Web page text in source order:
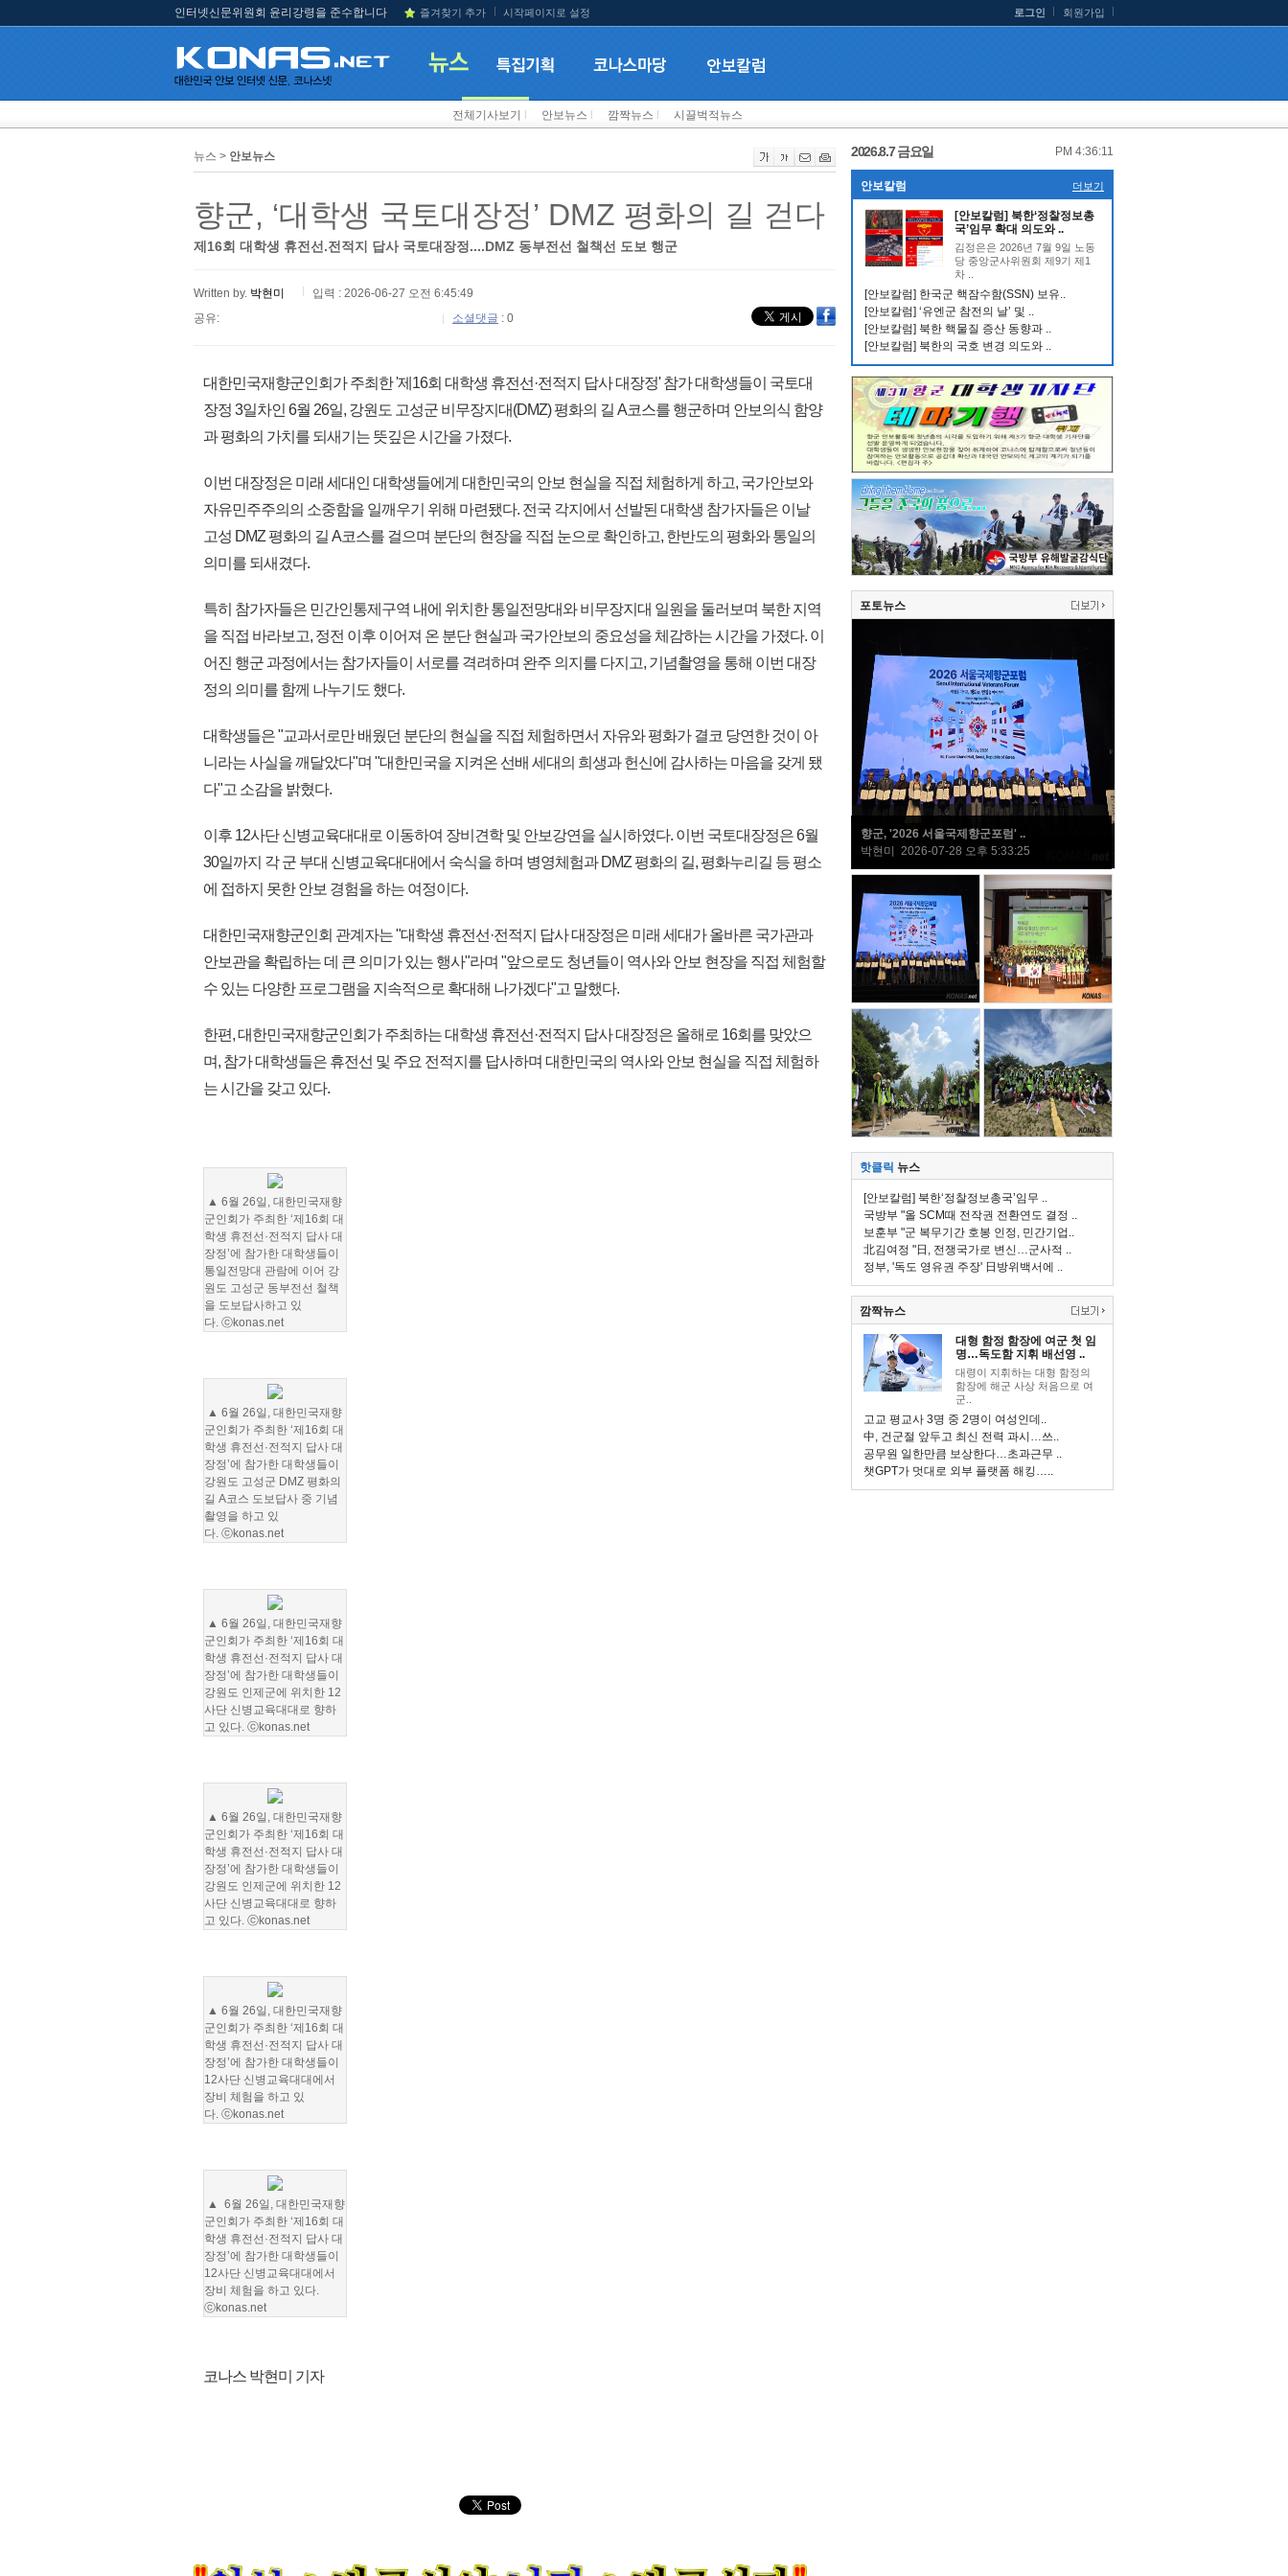
인터넷신문위원회 윤리강령을 준수합니다 즐겨찾기 추가 시작페이지로 설정 로그인 회원가입
전체기사보기 안보뉴스 깜짝뉴스 시끌벅적뉴스
뉴스 > 안보뉴스
향군, ‘대학생 국토대장정’ DMZ 평화의 길 걷다
제16회 대학생 휴전선.전적지 답사 국토대장정....DMZ 동부전선 철책선 도보 행군
Written by. 박현미
입력 : 2026-06-27 오전 6:45:49
공유:
소셜댓글 : 0
대한민국재향군인회가 주최한 '제16회 대학생 휴전선·전적지 답사 대장정' 참가 대학생들이 국토대
장정 3일차인 6월 26일, 강원도 고성군 비무장지대(DMZ) 평화의 길 A코스를 행군하며 안보의식 함양
과 평화의 가치를 되새기는 뜻깊은 시간을 가졌다.
이번 대장정은 미래 세대인 대학생들에게 대한민국의 안보 현실을 직접 체험하게 하고, 국가안보와
자유민주주의의 소중함을 일깨우기 위해 마련됐다. 전국 각지에서 선발된 대학생 참가자들은 이날
고성 DMZ 평화의 길 A코스를 걸으며 분단의 현장을 직접 눈으로 확인하고, 한반도의 평화와 통일의
의미를 되새겼다.
특히 참가자들은 민간인통제구역 내에 위치한 통일전망대와 비무장지대 일원을 둘러보며 북한 지역
을 직접 바라보고, 정전 이후 이어져 온 분단 현실과 국가안보의 중요성을 체감하는 시간을 가졌다. 이
어진 행군 과정에서는 참가자들이 서로를 격려하며 완주 의지를 다지고, 기념촬영을 통해 이번 대장
정의 의미를 함께 나누기도 했다.
대학생들은 "교과서로만 배웠던 분단의 현실을 직접 체험하면서 자유와 평화가 결코 당연한 것이 아
니라는 사실을 깨달았다"며 "대한민국을 지켜온 선배 세대의 희생과 헌신에 감사하는 마음을 갖게 됐
다"고 소감을 밝혔다.
이후 12사단 신병교육대대로 이동하여 장비견학 및 안보강연을 실시하였다. 이번 국토대장정은 6월
30일까지 각 군 부대 신병교육대대에서 숙식을 하며 병영체험과 DMZ 평화의 길, 평화누리길 등 평소
에 접하지 못한 안보 경험을 하는 여정이다.
대한민국재향군인회 관계자는 "대학생 휴전선·전적지 답사 대장정은 미래 세대가 올바른 국가관과
안보관을 확립하는 데 큰 의미가 있는 행사"라며 "앞으로도 청년들이 역사와 안보 현장을 직접 체험할
수 있는 다양한 프로그램을 지속적으로 확대해 나가겠다"고 말했다.
한편, 대한민국재향군인회가 주최하는 대학생 휴전선·전적지 답사 대장정은 올해로 16회를 맞았으
며, 참가 대학생들은 휴전선 및 주요 전적지를 답사하며 대한민국의 역사와 안보 현실을 직접 체험하
는 시간을 갖고 있다.
▲ 6월 26일, 대한민국재향
군인회가 주최한 ‘제16회 대
학생 휴전선·전적지 답사 대
장정’에 참가한 대학생들이
통일전망대 관람에 이어 강
원도 고성군 동부전선 철책
을 도보답사하고 있
다. ⓒkonas.net
▲ 6월 26일, 대한민국재향
군인회가 주최한 ‘제16회 대
학생 휴전선·전적지 답사 대
장정’에 참가한 대학생들이
강원도 고성군 DMZ 평화의
길 A코스 도보답사 중 기념
촬영을 하고 있
다. ⓒkonas.net
▲ 6월 26일, 대한민국재향
군인회가 주최한 ‘제16회 대
학생 휴전선·전적지 답사 대
장정’에 참가한 대학생들이
강원도 인제군에 위치한 12
사단 신병교육대대로 향하
고 있다. ⓒkonas.net
▲ 6월 26일, 대한민국재향
군인회가 주최한 ‘제16회 대
학생 휴전선·전적지 답사 대
장정’에 참가한 대학생들이
강원도 인제군에 위치한 12
사단 신병교육대대로 향하
고 있다. ⓒkonas.net
▲ 6월 26일, 대한민국재향
군인회가 주최한 ‘제16회 대
학생 휴전선·전적지 답사 대
장정’에 참가한 대학생들이
12사단 신병교육대대에서
장비 체험을 하고 있
다. ⓒkonas.net
▲ 6월 26일, 대한민국재향
군인회가 주최한 ‘제16회 대
학생 휴전선·전적지 답사 대
장정’에 참가한 대학생들이
12사단 신병교육대대에서
장비 체험을 하고 있다.
ⓒkonas.net
코나스 박현미 기자
2026.8.7 금요일 PM 4:36:12
안보칼럼 더보기
[안보칼럼] 북한‘정찰정보총
국’임무 확대 의도와 ..
김정은은 2026년 7월 9일 노동
당 중앙군사위원회 제9기 제1
차 ..
[안보칼럼] 한국군 핵잠수함(SSN) 보유..
[안보칼럼] ‘유엔군 참전의 날’ 및 ..
[안보칼럼] 북한 핵물질 증산 동향과 ..
[안보칼럼] 북한의 국호 변경 의도와 ..
포토뉴스
향군, '2026 서울국제향군포럼' ..
박현미 2026-07-28 오후 5:33:25
핫클릭 뉴스
[안보칼럼] 북한‘정찰정보총국’임무 ..
국방부 "올 SCM때 전작권 전환연도 결정 ..
보훈부 "군 복무기간 호봉 인정, 민간기업..
北김여정 "日, 전쟁국가로 변신…군사적 ..
정부, '독도 영유권 주장' 日방위백서에 ..
깜짝뉴스
대형 함정 함장에 여군 첫 임
명…독도함 지휘 배선영 ..
대령이 지휘하는 대형 함정의
함장에 해군 사상 처음으로 여
군..
고교 평교사 3명 중 2명이 여성인데..
中, 건군절 앞두고 최신 전력 과시…쓰..
공무원 일한만큼 보상한다…초과근무 ..
챗GPT가 멋대로 외부 플랫폼 해킹…..